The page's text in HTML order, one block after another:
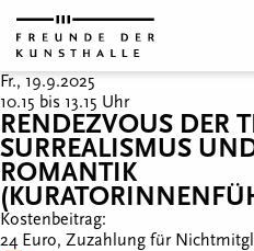
Fr., 19.9.2025
10.15 bis 13.15 Uhr
RENDEZVOUS DER
SURREALISMUS
ROMANTIK
Kostenbeitrag:
24 Euro, Zuzahlung für